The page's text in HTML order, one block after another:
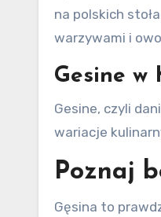
na polskich
warzywami i
Gesine w
Gesine, czyli
wariacje
Poznaj
Gęsina to